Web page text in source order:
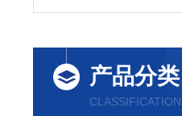
产品分类
CLASSIFICATION